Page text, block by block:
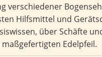
verschiedener
Hilfsmittel und
über Schäfte
Edelpfeil.